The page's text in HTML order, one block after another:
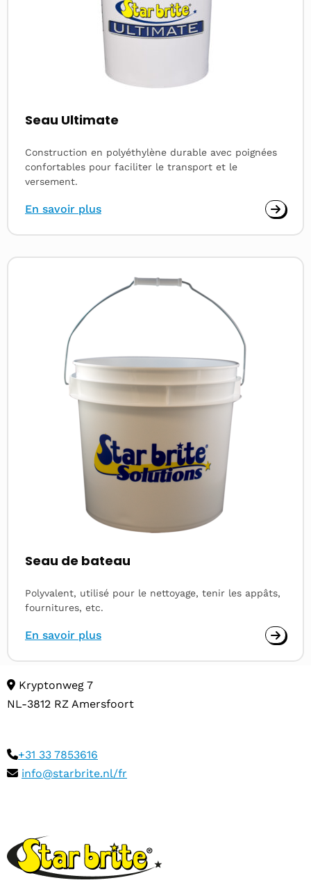
Seau Ultimate
Construction en polyéthylène durable avec poignées
confortables pour faciliter le transport et le
versement.
En savoir plus
Seau de bateau
Polyvalent, utilisé pour le nettoyage, tenir les appâts,
fournitures, etc.
En savoir plus
Read
Kryptonweg 7
NL-3812 RZ Amersfoort
+31 33 7853616
info@starbrite.nl/fr